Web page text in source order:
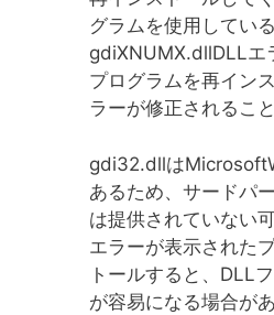
グラムを使用してい
gdiXNUMX.dllDLLエ
プログラムを再イン
ラーが修正されるこ
gdi32.dllは
あるため、サードパ
は提供されていない
エラーが表示された
トールすると、DLL
が容易になる場合があ